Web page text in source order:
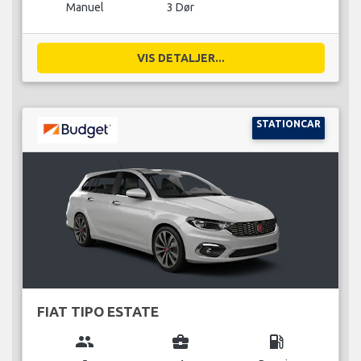
Manuel 3 Dør
VIS DETALJER...
STATIONCAR
FIAT TIPO ESTATE
group business_center local_gas_station